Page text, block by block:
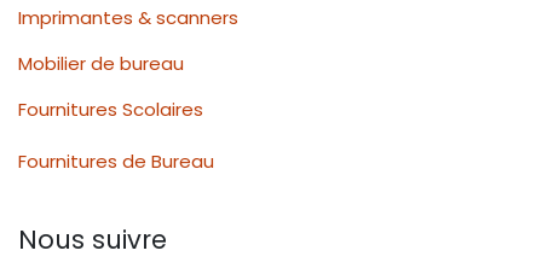
Imprimantes & scanners
Mobilier de bureau
Fournitures Scolaires
Fournitures de Bureau
Nous suivre